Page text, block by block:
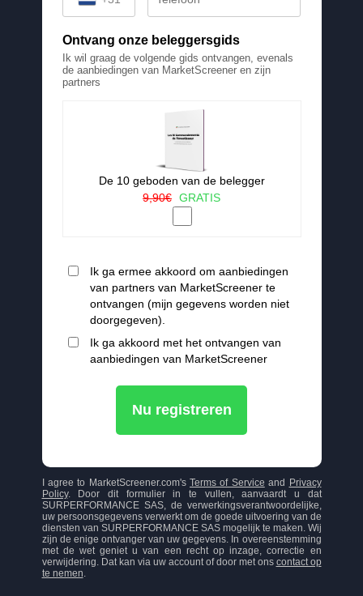
Ontvang onze beleggersgids
Ik wil graag de volgende gids ontvangen, evenals
de aanbiedingen van MarketScreener en zijn
partners
De 10 geboden van de belegger
9,90€ GRATIS
Ik ga ermee akkoord om aanbiedingen
van partners van MarketScreener te
ontvangen (mijn gegevens worden niet
doorgegeven).
Ik ga akkoord met het ontvangen van
aanbiedingen van MarketScreener
Nu registreren
I agree to MarketScreener.com's Terms of Service and
Privacy
Policy. Door dit formulier in te vullen, aanvaardt u dat
SURPERFORMANCE SAS, de verwerkingsverantwoordelijke,
uw persoonsgegevens verwerkt om de goede uitvoering van de
diensten van SURPERFORMANCE SAS mogelijk te maken. Wij
zijn de enige ontvanger van uw gegevens. In overeenstemming
met de wet geniet u van een recht op inzage, correctie en
verwijdering. Dat kan via uw account of door met ons contact op
te nemen.